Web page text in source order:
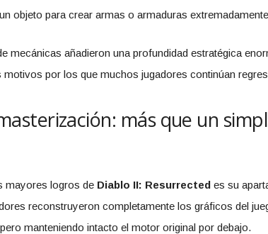
objeto para crear armas o armaduras
mecánicas añadieron una profundidad estratégica
motivos por los que muchos jugadores continúan
más que un
mayores logros de Diablo II: Resurrectedes su
reconstruyeron completamente los gráficos del
manteniendo intacto el motor original por debajo.